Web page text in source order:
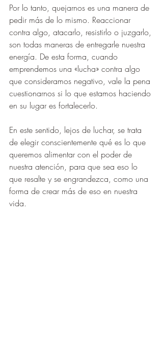
Por lo tanto, quejarnos es una manera de
pedir más de lo mismo. Reaccionar
contra algo, atacarlo, resistirlo o juzgarlo,
son todas maneras de entregarle nuestra
energía. De esta forma, cuando
emprendemos una «lucha» contra algo
que consideramos negativo, vale la pena
cuestionarnos si lo que estamos haciendo
en su lugar es fortalecerlo.
En este sentido, lejos de luchar, se trata
de elegir conscientemente qué es lo que
queremos alimentar con el poder de
nuestra atención, para que sea eso lo
que resalte y se engrandezca, como una
forma de crear más de eso en nuestra
vida.